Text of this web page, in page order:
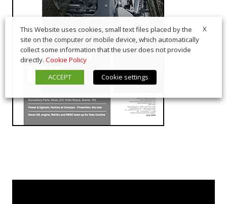
X
This Website uses cookies, small text files placed by the
site on the computer or mobile device, which automatically
collect some information that the user does not provide
directly. Cookie Policy
ACCEPT
Cookie settings